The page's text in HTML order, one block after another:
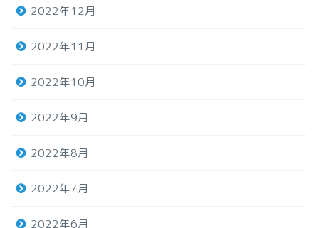
2022年12月
2022年11月
2022年10月
2022年9月
2022年8月
2022年7月
2022年6月